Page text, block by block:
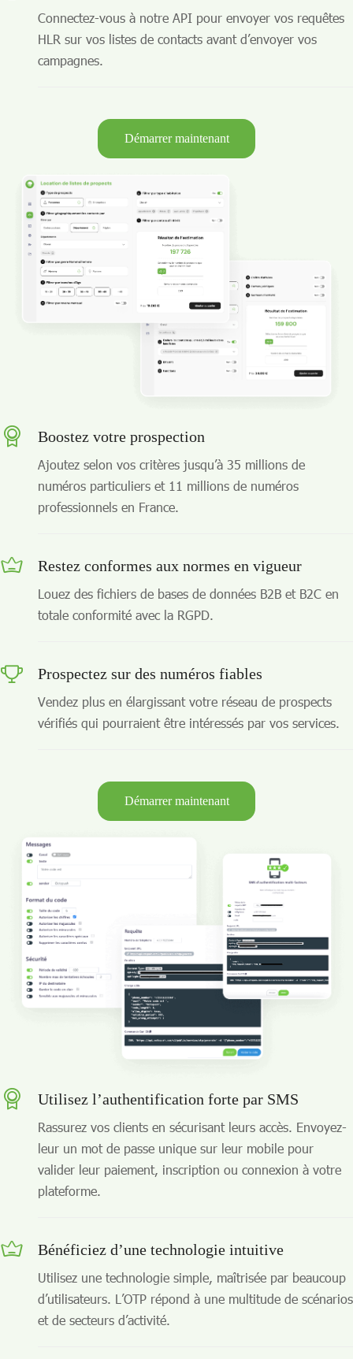
Connectez-vous à notre API pour envoyer vos requêtes
HLR sur vos listes de contacts avant d’envoyer vos
campagnes.
Démarrer maintenant
Boostez votre prospection
Ajoutez selon vos critères jusqu’à 35 millions de
numéros particuliers et 11 millions de numéros
professionnels en France.
Restez conformes aux normes en vigueur
Louez des fichiers de bases de données B2B et B2C en
totale conformité avec la RGPD.
Prospectez sur des numéros fiables
Vendez plus en élargissant votre réseau de prospects
vérifiés qui pourraient être intéressés par vos services.
Démarrer maintenant
Utilisez l’authentification forte par SMS
Rassurez vos clients en sécurisant leurs accès. Envoyez-
leur un mot de passe unique sur leur mobile pour
valider leur paiement, inscription ou connexion à votre
plateforme.
Bénéficiez d’une technologie intuitive
Utilisez une technologie simple, maîtrisée par beaucoup
d’utilisateurs. L’OTP répond à une multitude de scénarios
et de secteurs d’activité.